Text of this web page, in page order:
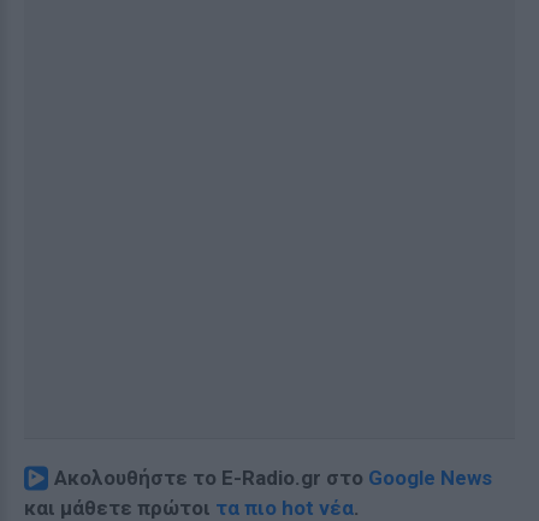
Ακολουθήστε το E-Radio.gr στο Google News
και μάθετε πρώτοι τα πιο hot νέα.